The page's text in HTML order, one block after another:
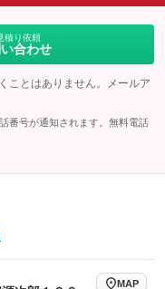
ドライトウォッシャー
積り依頼
合わせ
ことはありません。メールア
番号が通知されます。無料電話
MAP